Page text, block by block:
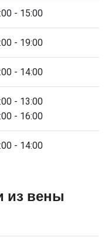
- 15:00
- 19:00
- 14:00
- 13:00
- 16:00
- 14:00
из вены